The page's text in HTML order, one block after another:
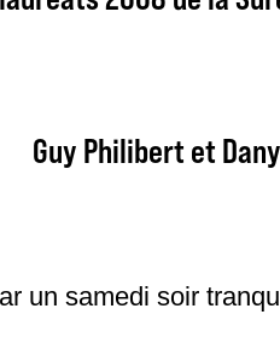
Guy Philibert et
un samedi soir